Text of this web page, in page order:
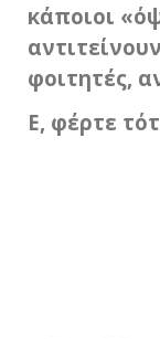
κάποιοι
φοιτητές,
Ε, φέρτε